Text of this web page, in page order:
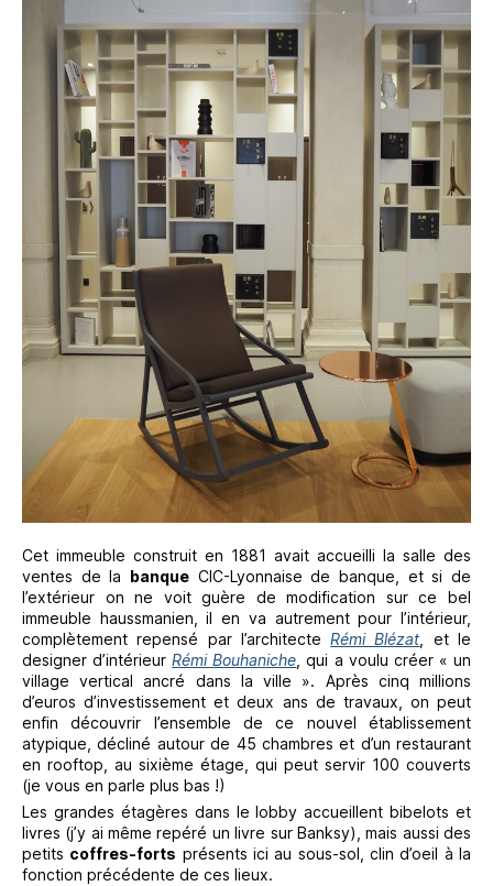
Cet immeuble construit en 1881 avait accueilli la salle des
ventes de la banque CIC-Lyonnaise de banque, et si de
l’extérieur on ne voit guère de modification sur ce bel
immeuble haussmanien, il en va autrement pour l’intérieur,
complètement repensé par l’architecteRémi Blézat , et le
designer d’intérieurRémi Bouhaniche , qui a voulu créer « un
village vertical ancré dans la ville ». Après cinq millions
d’euros d’investissement et deux ans de travaux, on peut
enfin découvrir l’ensemble de ce nouvel établissement
atypique, décliné autour de 45 chambres et d’un restaurant
en rooftop, au sixième étage, qui peut servir 100 couverts
(je vous en parle plus bas !)
Les grandes étagères dans le lobby accueillent bibelots et
livres (j’y ai même repéré un livre sur Banksy), mais aussi des
petits coffres-forts présents ici au sous-sol, clin d’oeil à la
fonction précédente de ces lieux.